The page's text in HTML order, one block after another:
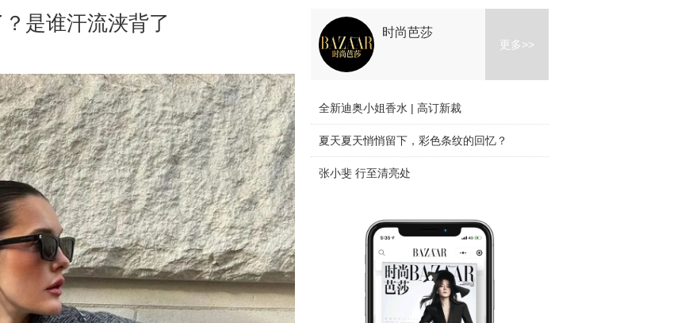
是谁汗流浃背了 时尚芭莎
更多>>
全新迪奥小姐香水 | 高订新裁
夏天夏天悄悄留下，彩色条纹的回忆？
张小斐 行至清亮处